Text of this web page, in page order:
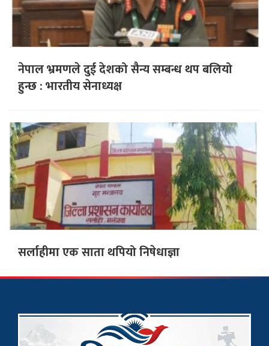
नेपाल भ्रमणले दुई देशको सैन्य सम्बन्ध थप बलियो
हुन्छ : भारतीय सेनाध्यक्ष
सर्लाहीमा एक साता थपियो निषेधाज्ञा